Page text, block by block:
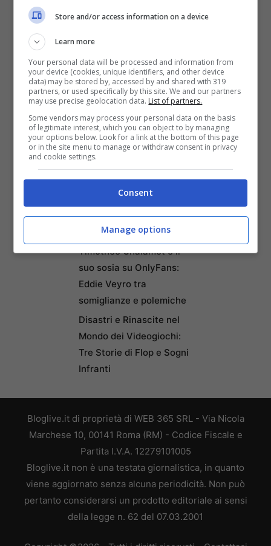
digitale gratuito per il
ristorante con MenuForma
Federico Venco: Il tragico
destino del motociclista
che ha pagato con la vita
un gesto di gentilezza
Credit Agricole lancia un
nuovo conto online a
canone zero con 50 euro
di Welcome Bonus: ecco
come ottenere fino a 650
euro in buoni Amazon
Timothée Chalamet e il
suo sosia su OnlyFans:
Eddie Veyro tra
somiglianze e polemiche
Disastri e Rinascite nel
Mondo dei Videogiochi:
Tre Storie di Flop e Sogni
Infranti
Bloglive.it di proprietà di WEB 365 SRL - Via Nicola
Marchese 10, 00141 Roma (RM) - Codice Fiscale e
Partita I.V.A. 12279101005
Bloglive.it non è una testata giornalistica, in quanto
viene aggiornato senza alcuna periodicità. Non può
pertanto considerarsi un prodotto editoriale ai sensi
della legge n. 62 del 07.03.2001
Store and/or access information on a device
Learn more
Your personal data will be processed and information from
your device (cookies, unique identifiers, and other device
data) may be stored by, accessed by and shared with 319
partners, or used specifically by this site. We and our partners
may use precise geolocation data. List of partners.
Some vendors may process your personal data on the basis
of legitimate interest, which you can object to by managing
your options below. Look for a link at the bottom of this page
or in the site menu to manage or withdraw consent in privacy
and cookie settings.
Consent
Manage options